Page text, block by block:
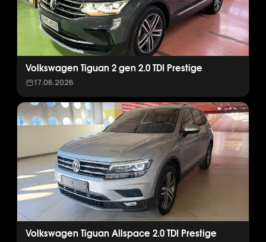
Volkswagen Tiguan 2 gen 2.0 TDI Prestige
17.06.2026
Volkswagen Tiguan Allspace 2.0 TDI Prestige